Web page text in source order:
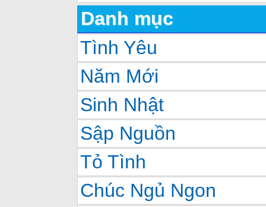
Danh mục
Tình Yêu
Năm Mới
Sinh Nhật
Sập Nguồn
Tỏ Tình
Chúc Ngủ Ngon